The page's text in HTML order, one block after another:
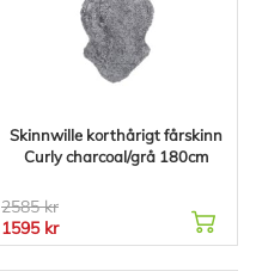
Skinnwille korthårigt fårskinn
Curly charcoal/grå 180cm
2585 kr
1595 kr